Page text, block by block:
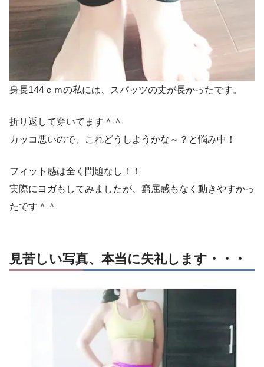
身長144ｃｍの私には、スパッツの丈が長かったです。
折り返して穿いてます＾＾
カッコ悪いので、これどうしようかな～？と悩み中！
フィット感は全く問題なし！！
実際にヨガもしてみましたが、窮屈感もなく動きやすかっ
たです＾＾
見苦しい写真、本当に失礼します・・・